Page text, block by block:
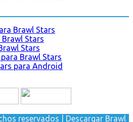
Brawl Stars
Brawl Stars
Stars
Brawl Stars
para Android
reservados | Descargar Brawl